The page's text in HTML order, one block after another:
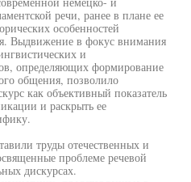
речи, ранее в плане ее
особенностей
Выдвижение в фокус внимания
и
определяющих формирование
общения, позволило
как объективный показатель
и раскрыть ее
труды отечественных и
проблеме речевой
дискурсах.